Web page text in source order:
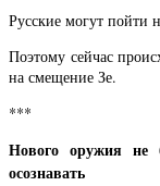
Русские могут пойти
Поэтому сейчас
на смещение Зе.
***
Нового оружия не
осознавать